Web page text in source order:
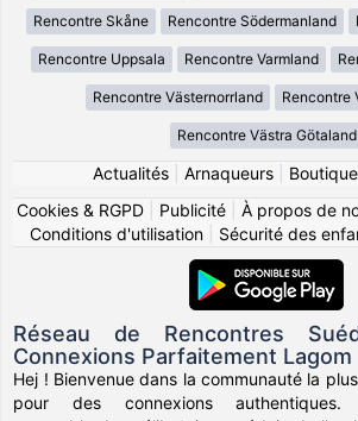
Rencontre Skåne Rencontre Södermanland
Rencontre Uppsala Rencontre Varmland
Rencontre Västernorrland Rencontre
Rencontre Västra Götaland
Actualités| Arnaqueurs| Boutique
Cookies & RGPD
Publicité À propos de
Conditions d'utilisation| Sécurité des
Réseau de Rencontres
Connexions Parfaitement Lagom
Hej ! Bienvenue dans la communauté la
pour des connexions authentiques.